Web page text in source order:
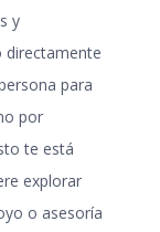
y
directamente
para
por
te está
explorar
o asesoría